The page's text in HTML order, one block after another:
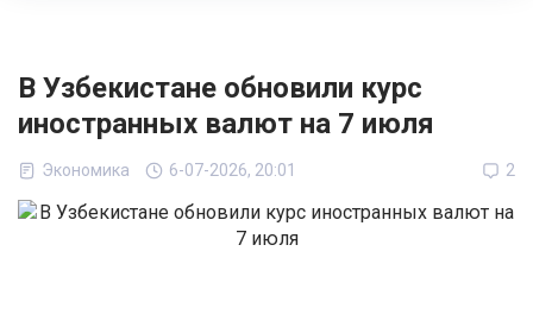
В Узбекистане обновили курс
иностранных валют на 7 июля
Экономика 6-07-2026, 20:01 2